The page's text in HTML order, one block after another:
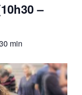
–
min